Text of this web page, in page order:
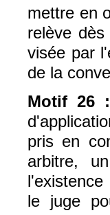
mettre en
relève
visée par
de la
Motif 26 :
pris en
arbitre,
le juge